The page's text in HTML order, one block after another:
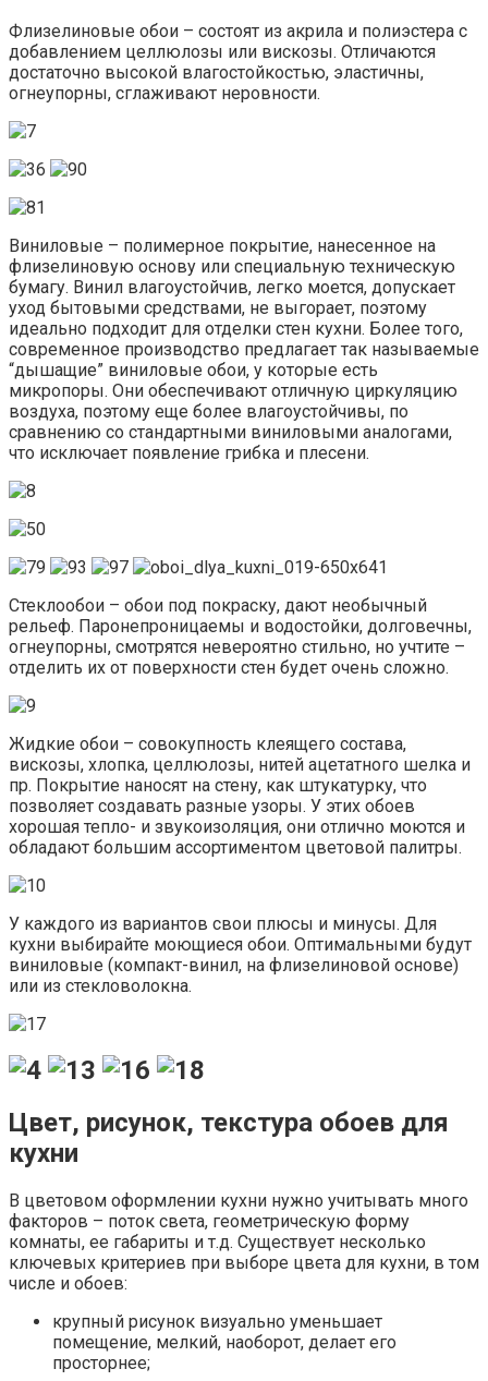
Флизелиновые обои – состоят из акрила и полиэстера с
добавлением целлюлозы или вискозы. Отличаются
достаточно высокой влагостойкостью, эластичны,
огнеупорны, сглаживают неровности.
Виниловые – полимерное покрытие, нанесенное на
флизелиновую основу или специальную техническую
бумагу. Винил влагоустойчив, легко моется, допускает
уход бытовыми средствами, не выгорает, поэтому
идеально подходит для отделки стен кухни. Более того,
современное производство предлагает так называемые
“дышащие” виниловые обои, у которые есть
микропоры. Они обеспечивают отличную циркуляцию
воздуха, поэтому еще более влагоустойчивы, по
сравнению со стандартными виниловыми аналогами,
что исключает появление грибка и плесени.
Стеклообои – обои под покраску, дают необычный
рельеф. Паронепроницаемы и водостойки, долговечны,
огнеупорны, смотрятся невероятно стильно, но учтите –
отделить их от поверхности стен будет очень сложно.
Жидкие обои – совокупность клеящего состава,
вискозы, хлопка, целлюлозы, нитей ацетатного шелка и
пр. Покрытие наносят на стену, как штукатурку, что
позволяет создавать разные узоры. У этих обоев
хорошая тепло- и звукоизоляция, они отлично моются и
обладают большим ассортиментом цветовой палитры.
У каждого из вариантов свои плюсы и минусы. Для
кухни выбирайте моющиеся обои. Оптимальными будут
виниловые (компакт-винил, на флизелиновой основе)
или из стекловолокна.
Цвет, рисунок, текстура обоев для
кухни
В цветовом оформлении кухни нужно учитывать много
факторов – поток света, геометрическую форму
комнаты, ее габариты и т.д. Существует несколько
ключевых критериев при выборе цвета для кухни, в том
числе и обоев:
крупный рисунок визуально уменьшает
помещение, мелкий, наоборот, делает его
просторнее;